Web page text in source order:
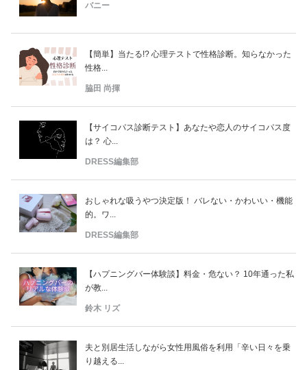
バニー
【簡単】当たる!? 心理テストで性格診断。知らなかった
性格...
脇田 尚揮
【サイコパス診断テスト】あなたや恋人のサイコパス度
は？ 心...
DRESS編集部
おしゃれな吸うやつ決定版！ バレない・かわいい・機能
的。ワ...
DRESS編集部
【ハプニングバー体験談】料金・危ない？ 10年通った私
が教...
鈴木 リズ
夫と別居生活しながら女性用風俗を利用「辛い日々を乗
り越える...